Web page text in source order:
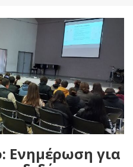
Ενημέρωση για